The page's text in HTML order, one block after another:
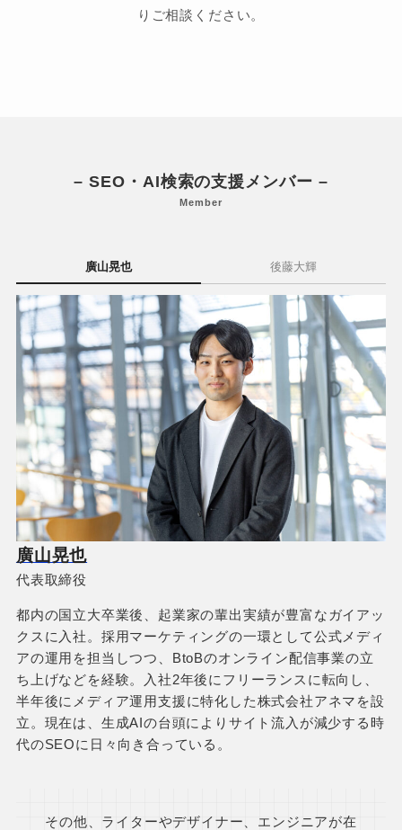
りご相談ください。
– SEO・AI検索の支援メンバー –
Member
廣山晃也 後藤大輝
廣山晃也
代表取締役
都内の国立大卒業後、起業家の輩出実績が豊富なガイアッ
クスに入社。採用マーケティングの一環として公式メディ
アの運用を担当しつつ、BtoBのオンライン配信事業の立
ち上げなどを経験。入社2年後にフリーランスに転向し、
半年後にメディア運用支援に特化した株式会社アネマを設
立。現在は、生成AIの台頭によりサイト流入が減少する時
代のSEOに日々向き合っている。
その他、ライターやデザイナー、エンジニアが在